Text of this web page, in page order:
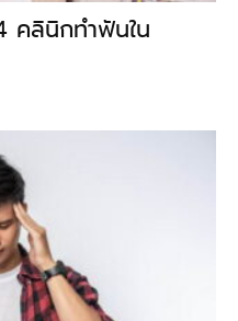
คลินิกทำฟันใน